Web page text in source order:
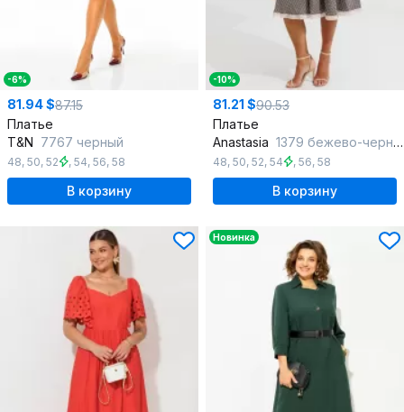
-6%
81.94 $87.15
Платье
T&N 7767 черный
48, 50, 52 , 54, 56, 58
В корзину
-10%
81.21 $90.53
Платье
Anastasia 1379 бежево-черный
48, 50, 52, 54 , 56, 58
В корзину
Новинка